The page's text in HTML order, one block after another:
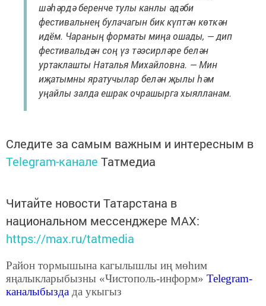
шәһәрдә беренче тулы канлы әдәби
фестивальнең булачагын бик күптән көткән
идём. Чараның форматы миңа ошады, — дип
фестивальдән соң үз тәэсирләре белән
уртаклашты Наталья Михайловна. — Мин
иҗатымны яратучылар белән җылы һәм
уңайлы залда ешрак очрашырга хыялланам.
Следите за самым важным и интересным в
Telegram-канале Татмедиа
Читайте новости Татарстана в
национальном мессенджере MАХ:
https://max.ru/tatmedia
Район тормышына кагылышлы иң мөһим
яңалыкларыбызны «Чистополь-информ» Telegram-
каналыбызда да укыгыз